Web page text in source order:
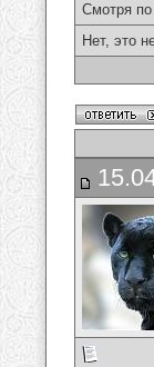
Смотря по
Нет, это